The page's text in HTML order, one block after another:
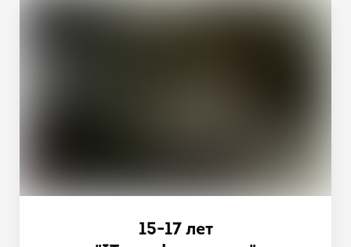
15-17 лет